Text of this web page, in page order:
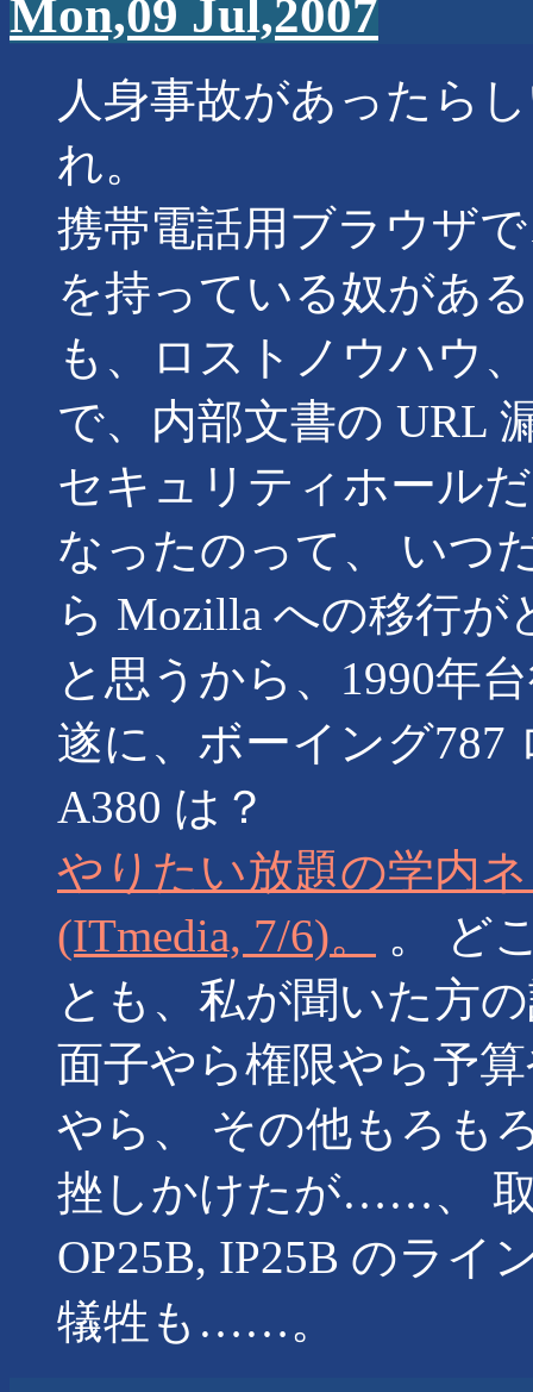
Mon,09 Jul,2007
人身事故があったら
れ。
携帯電話用ブラウザ
を持っている奴があ
も、ロストノウハウ
で、内部文書の URL
セキュリティホール
なったのって、 いつ
ら Mozilla への移行
と思うから、1990年
遂に、ボーイング787
A380 は？
やりたい放題の学内
(ITmedia, 7/6)。
。 ど
とも、私が聞いた方
面子やら権限やら予
やら、 その他もろも
挫しかけたが……、
OP25B, IP25B のライ
犠牲も……。